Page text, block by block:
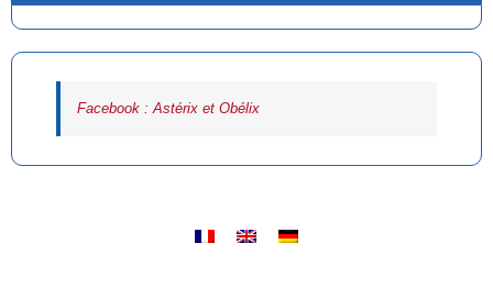
Facebook : Astérix et Obélix